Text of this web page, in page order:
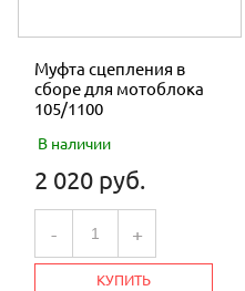
Муфта сцепления в
сборе для мотоблока
105/1100
В наличии
2 020 руб.
- +
КУПИТЬ